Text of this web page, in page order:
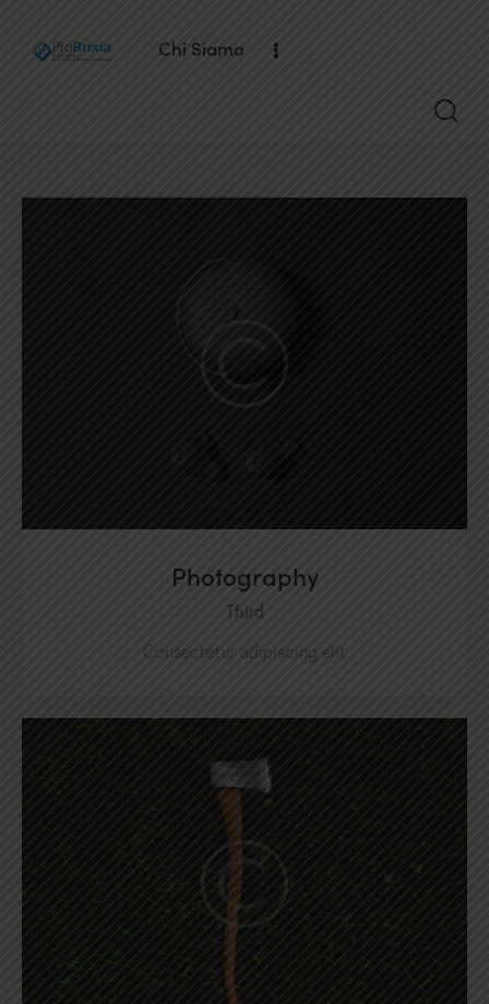
Chi Siamo
Photography
Third
Consectetur adipiscing elit